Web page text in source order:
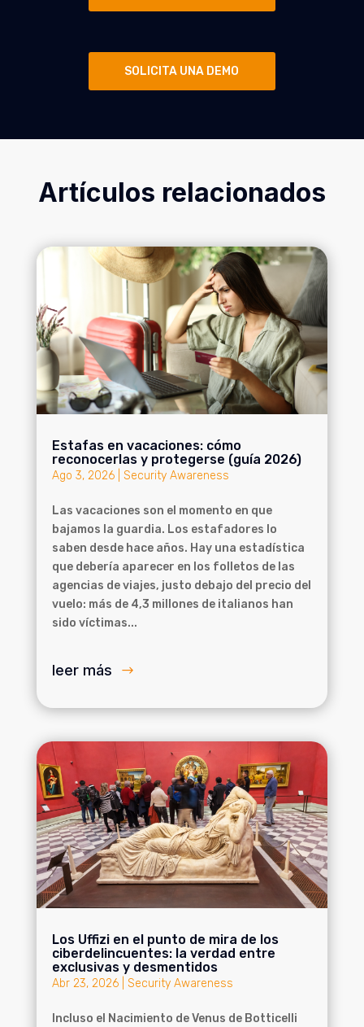
SOLICITA UNA DEMO
Artículos relacionados
Estafas en vacaciones: cómo
reconocerlas y protegerse (guía 2026)
Ago 3, 2026| Security Awareness
Las vacaciones son el momento en que
bajamos la guardia. Los estafadores lo
saben desde hace años. Hay una estadística
que debería aparecer en los folletos de las
agencias de viajes, justo debajo del precio del
vuelo: más de 4,3 millones de italianos han
sido víctimas...
leer más
Los Uffizi en el punto de mira de los
ciberdelincuentes: la verdad entre
exclusivas y desmentidos
Abr 23, 2026| Security Awareness
Incluso el Nacimiento de Venus de Botticelli